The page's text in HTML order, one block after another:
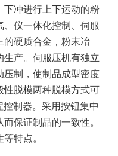
冲进行上下运动的粉
仪一体化控制、伺服
硬质合金，粉末冶
产。伺服压机有独立
制，使制品成型密度
脱模两种脱模方式可
制器。采用按钮集中
保证制品的一致性。
特点。